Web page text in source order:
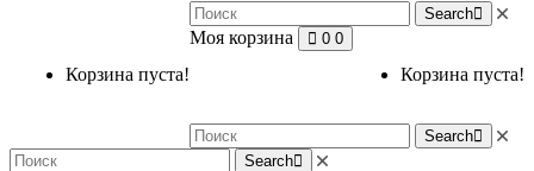
Search
Моя корзина 0 0
Корзина пуста!
Search
Корзина пуста!
Search